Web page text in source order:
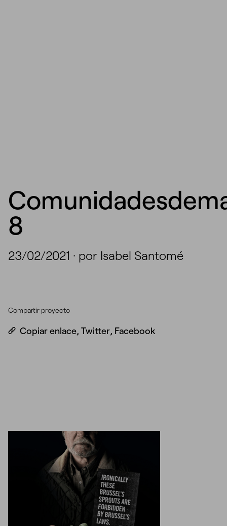
8
23/02/2021 · por Isabel Santomé
Compartir proyecto
Copiar enlace, Twitter, Facebook